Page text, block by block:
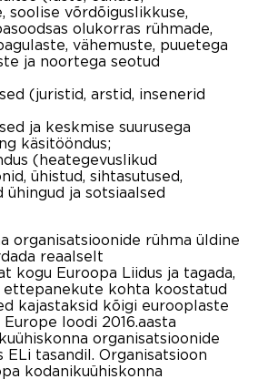
soolise võrdõiguslikkuse,
olukorras rühmade,
vähemuste, puuetega
ja noortega seotud
(juristid, arstid, insenerid
ja keskmise suurusega
käsitööndus;
(heategevuslikud
ühistud, sihtasutused,
ühingud ja sotsiaalsed
organisatsioonide rühma üldine
reaalselt
kogu Euroopa Liidus ja tagada,
ettepanekute kohta koostatud
kajastaksid kõigi eurooplaste
loodi 2016.aasta
organisatsioonide
ELi tasandil. Organisatsioon
kodanikuühiskonna